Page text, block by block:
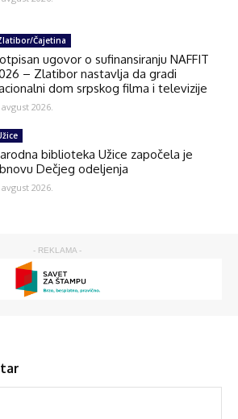
Čajetina
ugovor o sufinansiranju NAFFIT
– Zlatibor nastavlja da gradi
dom srpskog filma i televizije
avgust 2026.
biblioteka Užice započela je
Dečjeg odeljenja
avgust 2026.
- REKLAMA -